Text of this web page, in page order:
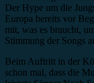
Der Hype um die
Europa bereits vor
mit, was es braucht,
Stimmung der Songs
Beim Auftritt in der
schon mal, dass die